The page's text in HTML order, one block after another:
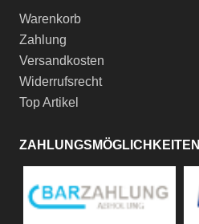
Warenkorb
Zahlung
Versandkosten
Widerrufsrecht
Top Artikel
ZAHLUNGSMÖGLICHKEITEN